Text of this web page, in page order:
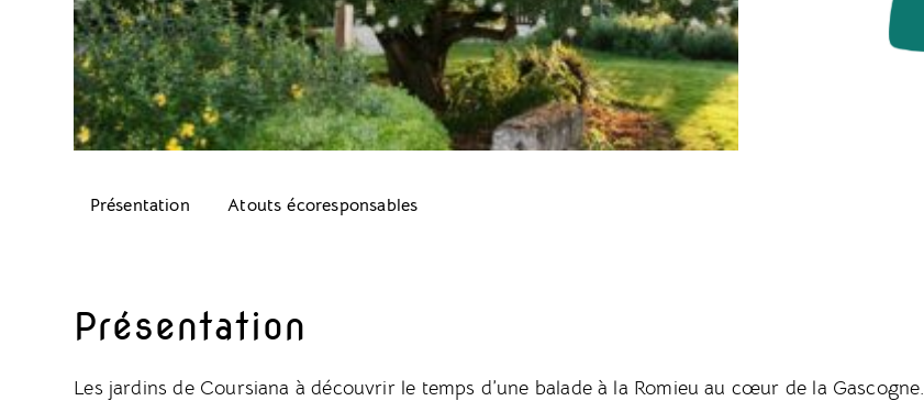
Présentation Atouts écoresponsables
Présentation
Les jardins de Coursiana à découvrir le temps d’une balade à la Romieu au cœur de la Gascogne.